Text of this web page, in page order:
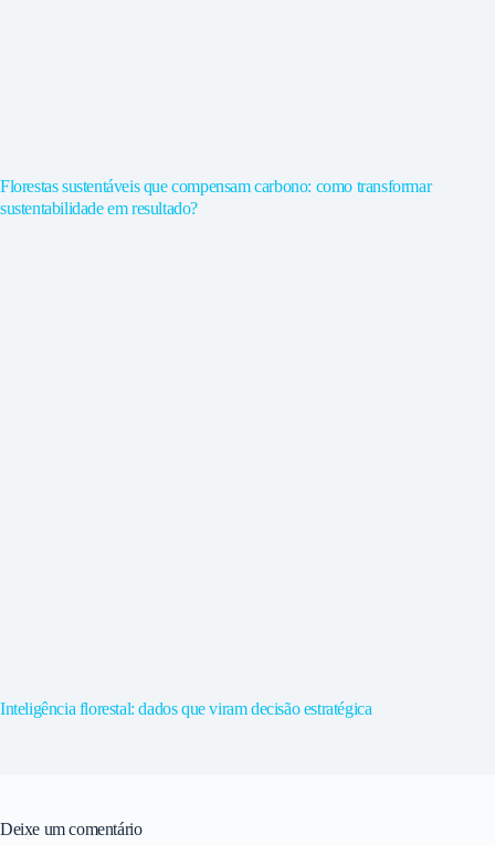
Florestas sustentáveis que compensam carbono: como transformar
sustentabilidade em resultado?
Inteligência florestal: dados que viram decisão estratégica
Deixe um comentário